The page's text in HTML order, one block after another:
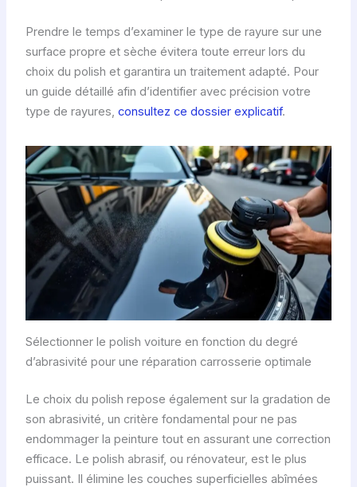
Prendre le temps d’examiner le type de rayure sur une
surface propre et sèche évitera toute erreur lors du
choix du polish et garantira un traitement adapté. Pour
un guide détaillé afin d’identifier avec précision votre
type de rayures, consultez ce dossier explicatif.
Sélectionner le polish voiture en fonction du degré
d’abrasivité pour une réparation carrosserie optimale
Le choix du polish repose également sur la gradation de
son abrasivité, un critère fondamental pour ne pas
endommager la peinture tout en assurant une correction
efficace. Le polish abrasif, ou rénovateur, est le plus
puissant. Il élimine les couches superficielles abîmées